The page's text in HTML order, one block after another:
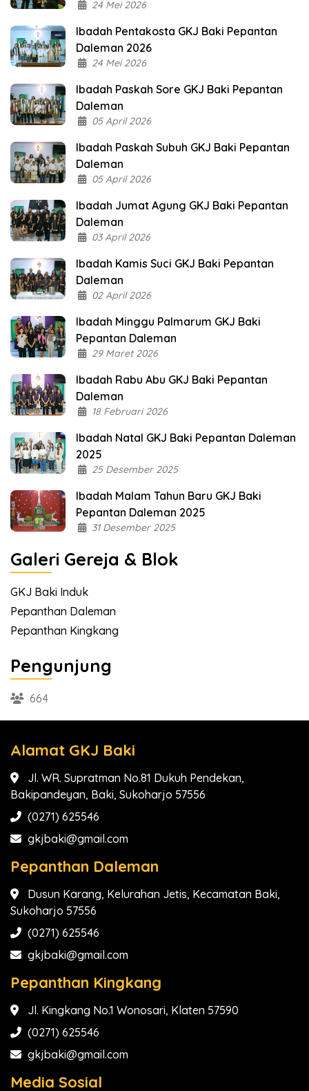
24 Mei 2026
Ibadah Pentakosta GKJ Baki Pepantan
Daleman 2026
24 Mei 2026
Ibadah Paskah Sore GKJ Baki Pepantan
Daleman
05 April 2026
Ibadah Paskah Subuh GKJ Baki Pepantan
Daleman
05 April 2026
Ibadah Jumat Agung GKJ Baki Pepantan
Daleman
03 April 2026
Ibadah Kamis Suci GKJ Baki Pepantan
Daleman
02 April 2026
Ibadah Minggu Palmarum GKJ Baki
Pepantan Daleman
29 Maret 2026
Ibadah Rabu Abu GKJ Baki Pepantan
Daleman
18 Februari 2026
Ibadah Natal GKJ Baki Pepantan Daleman
2025
25 Desember 2025
Ibadah Malam Tahun Baru GKJ Baki
Pepantan Daleman 2025
31 Desember 2025
Galeri Gereja & Blok
GKJ Baki Induk
Pepanthan Daleman
Pepanthan Kingkang
Pengunjung
664
Alamat GKJ Baki
Jl. WR. Supratman No.81 Dukuh Pendekan,
Bakipandeyan, Baki, Sukoharjo 57556
(0271) 625546
gkjbaki@gmail.com
Pepanthan Daleman
Dusun Karang, Kelurahan Jetis, Kecamatan Baki,
Sukoharjo 57556
(0271) 625546
gkjbaki@gmail.com
Pepanthan Kingkang
Jl. Kingkang No.1 Wonosari, Klaten 57590
(0271) 625546
gkjbaki@gmail.com
Media Sosial